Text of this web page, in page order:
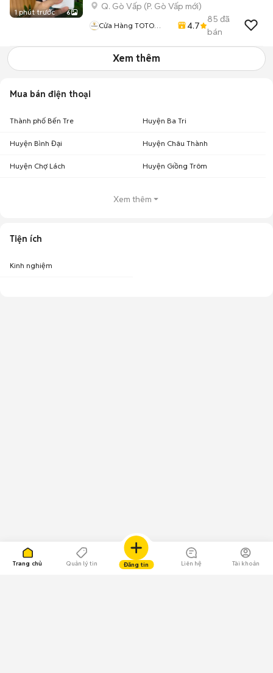
Trang chủ Quản lý tin Đăng tin Liên hệ Tài khoản
1 phút trước 6
Q. Gò Vấp (P. Gò Vấp mới)
Cửa Hàng TOTO
4.7
85 đã
bán
Xem thêm
Mua bán điện thoại
Thành phố Bến Tre Huyện Ba Tri
Huyện Bình Đại Huyện Châu Thành
Huyện Chợ Lách Huyện Giồng Trôm
Xem thêm
Tiện ích
Kinh nghiệm